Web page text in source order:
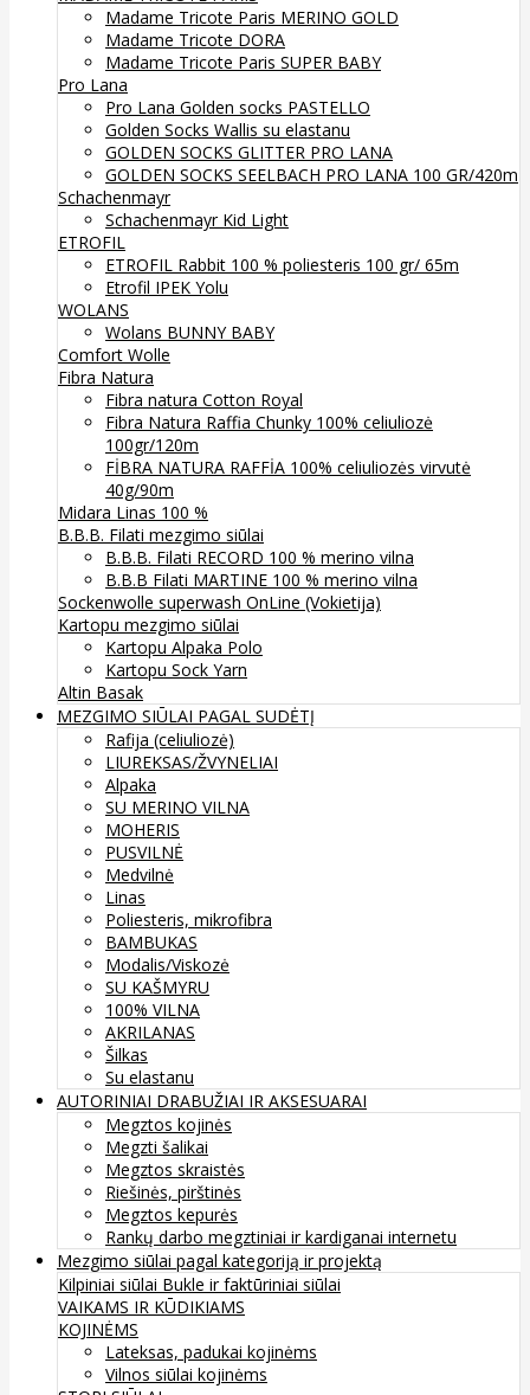
Madame Tricote Paris MERINO GOLD
Madame Tricote DORA
Madame Tricote Paris SUPER BABY
Pro Lana
Pro Lana Golden socks PASTELLO
Golden Socks Wallis su elastanu
GOLDEN SOCKS GLITTER PRO LANA
GOLDEN SOCKS SEELBACH PRO LANA 100 GR/420m
Schachenmayr
Schachenmayr Kid Light
ETROFIL
ETROFIL Rabbit 100 % poliesteris 100 gr/ 65m
Etrofil IPEK Yolu
WOLANS
Wolans BUNNY BABY
Comfort Wolle
Fibra Natura
Fibra natura Cotton Royal
Fibra Natura Raffia Chunky 100% celiuliozė
100gr/120m
FİBRA NATURA RAFFİA 100% celiuliozės virvutė
40g/90m
Midara Linas 100 %
B.B.B. Filati mezgimo siūlai
B.B.B. Filati RECORD 100 % merino vilna
B.B.B Filati MARTINE 100 % merino vilna
Sockenwolle superwash OnLine (Vokietija)
Kartopu mezgimo siūlai
Kartopu Alpaka Polo
Kartopu Sock Yarn
Altin Basak
MEZGIMO SIŪLAI PAGAL SUDĖTĮ
Rafija (celiuliozė)
LIUREKSAS/ŽVYNELIAI
Alpaka
SU MERINO VILNA
MOHERIS
PUSVILNĖ
Medvilnė
Linas
Poliesteris, mikrofibra
BAMBUKAS
Modalis/Viskozė
SU KAŠMYRU
100% VILNA
AKRILANAS
Šilkas
Su elastanu
AUTORINIAI DRABUŽIAI IR AKSESUARAI
Megztos kojinės
Megzti šalikai
Megztos skraistės
Riešinės, pirštinės
Megztos kepurės
Rankų darbo megztiniai ir kardiganai internetu
Mezgimo siūlai pagal kategoriją ir projektą
Kilpiniai siūlai Bukle ir faktūriniai siūlai
VAIKAMS IR KŪDIKIAMS
KOJINĖMS
Lateksas, padukai kojinėms
Vilnos siūlai kojinėms